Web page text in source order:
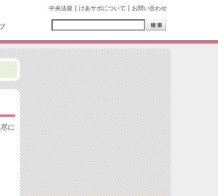
中央法規 けあサポについて お問い合わせ
に